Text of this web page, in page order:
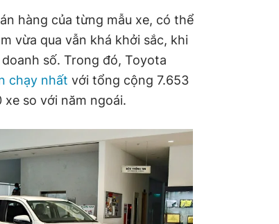
hàng của từng mẫu xe, có thể
vừa qua vẫn khá khởi sắc, khi
số. Trong đó, Toyota
chạy nhất với tổng cộng 7.653
so với năm ngoái.